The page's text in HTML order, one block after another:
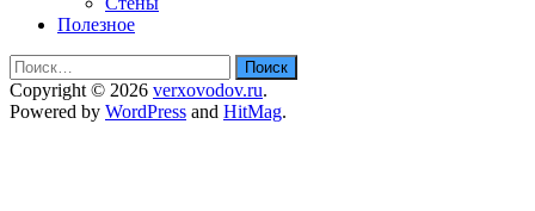
Полезное
Найти:
Copyright © 2026 verxovodov.ru.
Powered by WordPress and HitMag.